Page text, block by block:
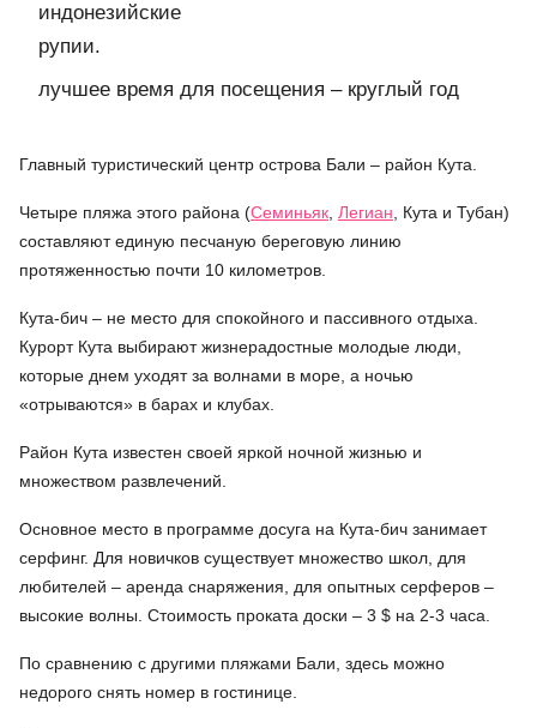
индонезийские
рупии.
лучшее время для посещения – круглый год
Главный туристический центр острова Бали – район Кута.
Четыре пляжа этого района (Семиньяк Легиан , Кута и Тубан)
составляют единую песчаную береговую линию
протяженностью почти 10 километров.
Кута-бич – не место для спокойного и пассивного отдыха.
Курорт Кута выбирают жизнерадостные молодые люди,
которые днем уходят за волнами в море, а ночью
«отрываются» в барах и клубах.
Район Кута известен своей яркой ночной жизнью и
множеством развлечений.
Основное место в программе досуга на Кута-бич занимает
серфинг. Для новичков существует множество школ, для
любителей – аренда снаряжения, для опытных серферов –
высокие волны. Стоимость проката доски – 3 $ на 2-3 часа.
По сравнению с другими пляжами Бали, здесь можно
недорого снять номер в гостинице.